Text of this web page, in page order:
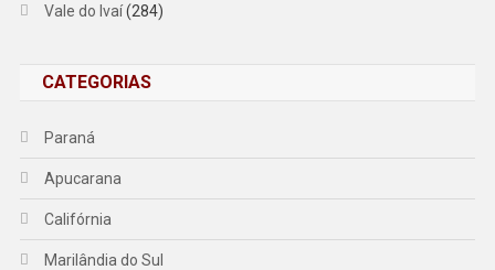
Vale do Ivaí(284)
CATEGORIAS
Paraná
Apucarana
Califórnia
Marilândia do Sul